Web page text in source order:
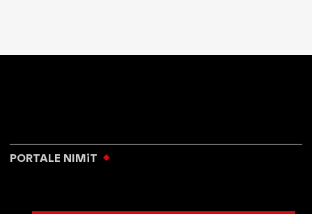
PORTALE NIMiT